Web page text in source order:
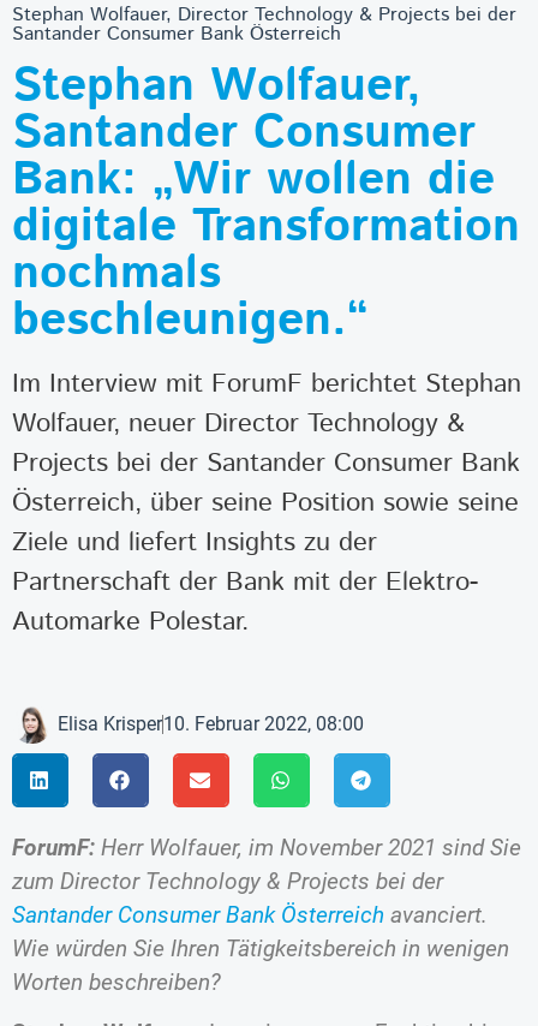
Stephan Wolfauer, Director Technology & Projects bei der
Santander Consumer Bank Österreich
Stephan Wolfauer,
Santander Consumer
Bank: „Wir wollen die
digitale Transformation
nochmals
beschleunigen.“
Im Interview mit ForumF berichtet Stephan
Wolfauer, neuer Director Technology &
Projects bei der Santander Consumer Bank
Österreich, über seine Position sowie seine
Ziele und liefert Insights zu der
Partnerschaft der Bank mit der Elektro-
Automarke Polestar.
Elisa Krisper10. Februar 2022, 08:00
ForumF: Herr Wolfauer, im November 2021 sind Sie
zum Director Technology & Projects bei der
Santander Consumer Bank Österreich avanciert.
Wie würden Sie Ihren Tätigkeitsbereich in wenigen
Worten beschreiben?